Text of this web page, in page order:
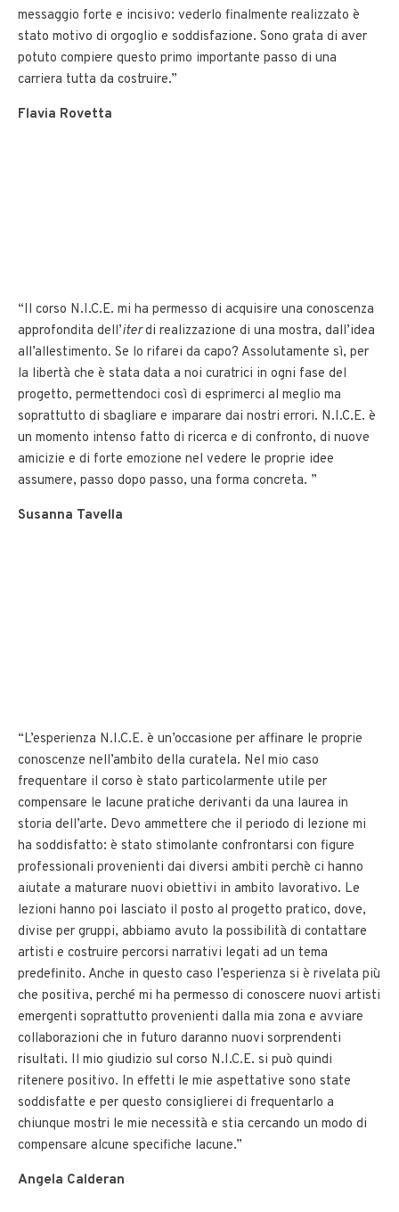
messaggio forte e incisivo: vederlo finalmente realizzato è
stato motivo di orgoglio e soddisfazione. Sono grata di aver
potuto compiere questo primo importante passo di una
carriera tutta da costruire.”
Flavia Rovetta
“Il corso N.I.C.E. mi ha permesso di acquisire una conoscenza
approfondita dell’iterdi realizzazione di una mostra, dall’idea
all’allestimento. Se lo rifarei da capo? Assolutamente sì, per
la libertà che è stata data a noi curatrici in ogni fase del
progetto, permettendoci così di esprimerci al meglio ma
soprattutto di sbagliare e imparare dai nostri errori. N.I.C.E. è
un momento intenso fatto di ricerca e di confronto, di nuove
amicizie e di forte emozione nel vedere le proprie idee
assumere, passo dopo passo, una forma concreta. ”
Susanna Tavella
“L’esperienza N.I.C.E. è un’occasione per affinare le proprie
conoscenze nell’ambito della curatela. Nel mio caso
frequentare il corso è stato particolarmente utile per
compensare le lacune pratiche derivanti da una laurea in
storia dell’arte. Devo ammettere che il periodo di lezione mi
ha soddisfatto: è stato stimolante confrontarsi con figure
professionali provenienti dai diversi ambiti perchè ci hanno
aiutate a maturare nuovi obiettivi in ambito lavorativo. Le
lezioni hanno poi lasciato il posto al progetto pratico, dove,
divise per gruppi, abbiamo avuto la possibilità di contattare
artisti e costruire percorsi narrativi legati ad un tema
predefinito. Anche in questo caso l’esperienza si è rivelata più
che positiva, perché mi ha permesso di conoscere nuovi artisti
emergenti soprattutto provenienti dalla mia zona e avviare
collaborazioni che in futuro daranno nuovi sorprendenti
risultati. Il mio giudizio sul corso N.I.C.E. si può quindi
ritenere positivo. In effetti le mie aspettative sono state
soddisfatte e per questo consiglierei di frequentarlo a
chiunque mostri le mie necessità e stia cercando un modo di
compensare alcune specifiche lacune.”
Angela Calderan